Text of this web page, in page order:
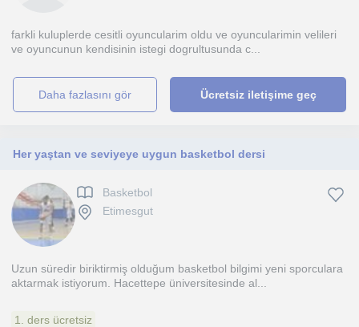
farkli kuluplerde cesitli oyuncularim oldu ve oyuncularimin velileri
ve oyuncunun kendisinin istegi dogrultusunda c...
daha fazlasını gör Ücretsiz iletişime geç
Her yaştan ve seviyeye uygun basketbol dersi
Basketbol
Etimesgut
Uzun süredir biriktirmiş olduğum basketbol bilgimi yeni sporculara
aktarmak istiyorum. Hacettepe üniversitesinde al...
1. ders ücretsiz